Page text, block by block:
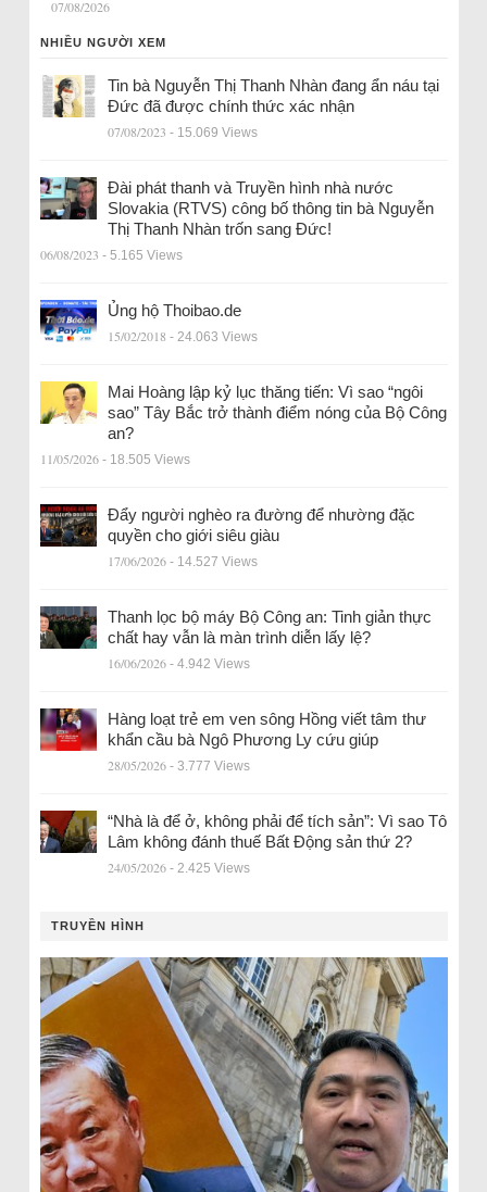
07/08/2026
NHIỀU NGƯỜI XEM
Tin bà Nguyễn Thị Thanh Nhàn đang ẩn náu tại
Đức đã được chính thức xác nhận
07/08/2023 - 15.069 Views
Đài phát thanh và Truyền hình nhà nước
Slovakia (RTVS) công bố thông tin bà Nguyễn
Thị Thanh Nhàn trốn sang Đức!
06/08/2023 - 5.165 Views
Ủng hộ Thoibao.de
15/02/2018 - 24.063 Views
Mai Hoàng lập kỷ lục thăng tiến: Vì sao “ngôi
sao” Tây Bắc trở thành điểm nóng của Bộ Công
an?
11/05/2026 - 18.505 Views
Đẩy người nghèo ra đường để nhường đặc
quyền cho giới siêu giàu
17/06/2026 - 14.527 Views
Thanh lọc bộ máy Bộ Công an: Tinh giản thực
chất hay vẫn là màn trình diễn lấy lệ?
16/06/2026 - 4.942 Views
Hàng loạt trẻ em ven sông Hồng viết tâm thư
khẩn cầu bà Ngô Phương Ly cứu giúp
28/05/2026 - 3.777 Views
“Nhà là để ở, không phải để tích sản”: Vì sao Tô
Lâm không đánh thuế Bất Động sản thứ 2?
24/05/2026 - 2.425 Views
TRUYỀN HÌNH